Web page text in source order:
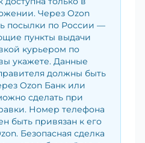
Через Ozon
посылки по России —
пункты выдачи
курьером по
укажете. Данные
должны быть
Ozon Банк или
сделать при
Номер телефона
быть привязан к его
Безопасная сделка